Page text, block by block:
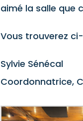
aimé la salle que
Vous trouverez
Sylvie Sénécal
Coordonnatrice,